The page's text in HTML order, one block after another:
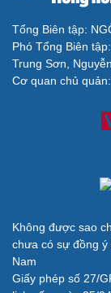
Tổng Biên tập:
Phó Tổng Biên
Trung Sơn,
Cơ quan chủ
Không được sao
chưa có sự đồng
Nam
Giấy phép số 27/